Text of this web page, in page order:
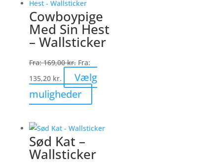
Mulighederne
kan
vælges
varesiden
Cowboypige
Med Sin Hest
– Wallsticker
Fra:169,00kr. Fra:
135,20 kr.
Vælg
muligheder
vare
flere
Mulighederne
Sød Kat –
Wallsticker